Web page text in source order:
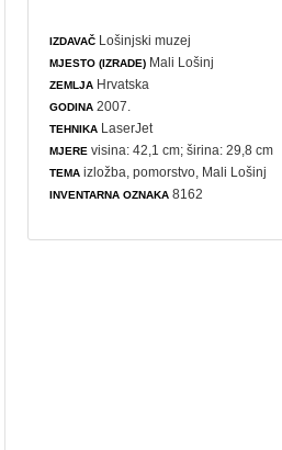
IZDAVAČ Lošinjski muzej
MJESTO (IZRADE) Mali Lošinj
ZEMLJA Hrvatska
GODINA 2007.
TEHNIKA LaserJet
MJERE visina: 42,1 cm; širina: 29,8 cm
TEMA izložba ,pomorstvo , Mali Lošinj
INVENTARNA OZNAKA 8162